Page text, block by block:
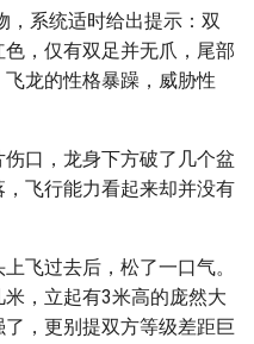
，系统适时给出提示：双
，仅有双足并无爪，尾部
龙的性格暴躁，威胁性
口，龙身下方破了几个盆
飞行能力看起来却并没有
飞过去后，松了一口气。
，立起有3米高的庞然大
，更别提双方等级差距巨